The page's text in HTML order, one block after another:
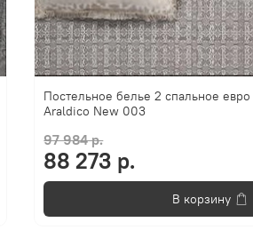
Постельное белье 2 спальное
Araldico New 003
97 984 р.
88 273 р.
В корзину